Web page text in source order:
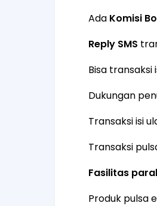
Ada Komisi
Reply SMS
Bisa transaksi
Dukungan
Transaksi isi
Transaksi
Fasilitas
Produk pulsa